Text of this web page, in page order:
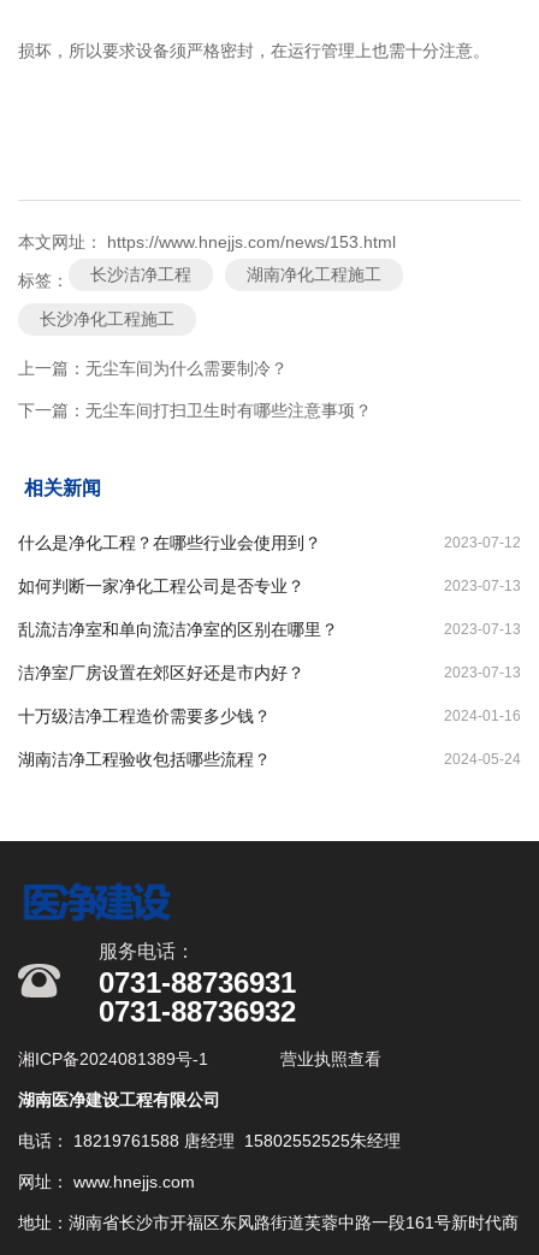
损坏，所以要求设备须严格密封，在运行管理上也需十分注意。
本文网址： https://www.hnejjs.com/news/153.html
标签： 长沙洁净工程 湖南净化工程施工
长沙净化工程施工
上一篇： 无尘车间为什么需要制冷？
下一篇： 无尘车间打扫卫生时有哪些注意事项？
相关新闻
2023-07-12
什么是净化工程？在哪些行业会使用到？
2023-07-13
如何判断一家净化工程公司是否专业？
2023-07-13
乱流洁净室和单向流洁净室的区别在哪里？
2023-07-13
洁净室厂房设置在郊区好还是市内好？
2024-01-16
十万级洁净工程造价需要多少钱？
2024-05-24
湖南洁净工程验收包括哪些流程？
服务电话：
0731-88736931
0731-88736932
湘ICP备2024081389号-1 营业执照查看
湖南医净建设工程有限公司
电话： 18219761588 唐经理 15802552525朱经理
网址： www.hnejjs.com
地址：湖南省长沙市开福区东风路街道芙蓉中路一段161号新时代商